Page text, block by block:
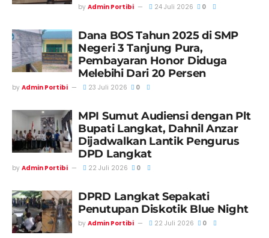
by Admin Portibi 24 Juli 2026 0
Dana BOS Tahun 2025 di SMP
Negeri 3 Tanjung Pura,
Pembayaran Honor Diduga
Melebihi Dari 20 Persen
by Admin Portibi 23 Juli 2026 0
MPI Sumut Audiensi dengan Plt
Bupati Langkat, Dahnil Anzar
Dijadwalkan Lantik Pengurus
DPD Langkat
by Admin Portibi 22 Juli 2026 0
DPRD Langkat Sepakati
Penutupan Diskotik Blue Night
by Admin Portibi 22 Juli 2026 0